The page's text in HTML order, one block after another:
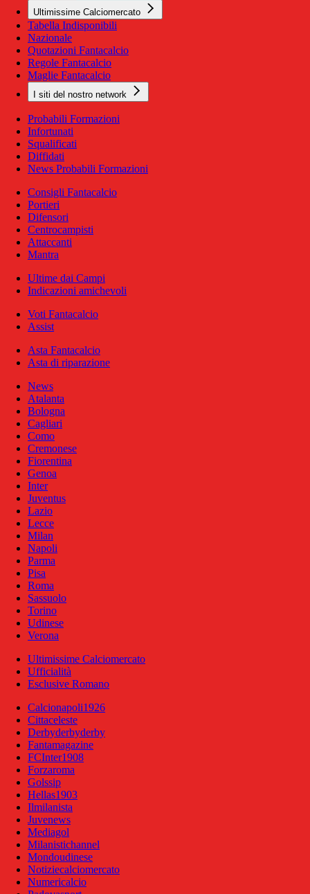
Ultimissime Calciomercato
Tabella Indisponibili
Nazionale
Quotazioni Fantacalcio
Regole Fantacalcio
Maglie Fantacalcio
I siti del nostro network
Probabili Formazioni
Infortunati
Squalificati
Diffidati
News Probabili Formazioni
Consigli Fantacalcio
Portieri
Difensori
Centrocampisti
Attaccanti
Mantra
Ultime dai Campi
Indicazioni amichevoli
Voti Fantacalcio
Assist
Asta Fantacalcio
Asta di riparazione
News
Atalanta
Bologna
Cagliari
Como
Cremonese
Fiorentina
Genoa
Inter
Juventus
Lazio
Lecce
Milan
Napoli
Parma
Pisa
Roma
Sassuolo
Torino
Udinese
Verona
Ultimissime Calciomercato
Ufficialità
Esclusive Romano
Calcionapoli1926
Cittaceleste
Derbyderbyderby
Fantamagazine
FCInter1908
Forzaroma
Golssip
Hellas1903
Ilmilanista
Juvenews
Mediagol
Milanistichannel
Mondoudinese
Notiziecalciomercato
Numericalcio